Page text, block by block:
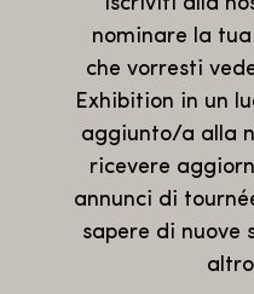
nominare la
che vorresti
Exhibition in un
aggiunto/a alla
ricevere
annunci di
sapere di nuove